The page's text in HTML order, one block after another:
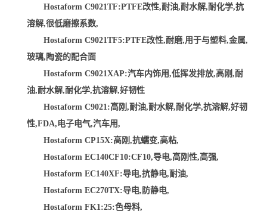
Hostaform C9021TF:PTFE改性,耐油,耐水解,耐化学,抗
溶解,很低磨擦系数,
Hostaform C9021TF5:PTFE改性,耐磨,用于与塑料,金属,
玻璃,陶瓷的配合面
Hostaform C9021XAP:汽车内饰用,低挥发排放,高刚,耐
油,耐水解,耐化学,抗溶解,好韧性
Hostaform C9021:高刚,耐油,耐水解,耐化学,抗溶解,好韧
性,FDA,电子电气,汽车用,
Hostaform CP15X:高刚,抗蠕变,高粘,
Hostaform EC140CF10:CF10,导电,高刚性,高强,
Hostaform EC140XF:导电,抗静电,耐油,
Hostaform EC270TX:导电,防静电,
Hostaform FK1:25:色母料,